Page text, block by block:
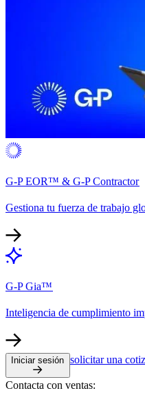
G-P EOR™ & G-P Contractor​​
Gestiona tu fuerza de trabajo
G-P Gia™​​
Inteligencia de cumplimiento
Iniciar sesión​​ solicitar una
Contacta con ventas:​​